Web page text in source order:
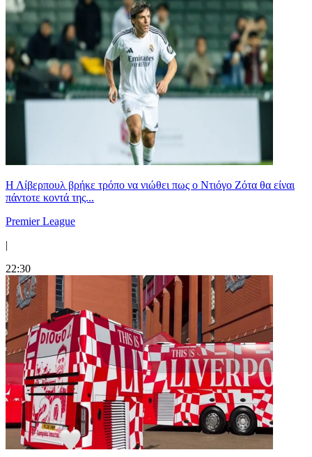
Η Λίβερπουλ βρήκε τρόπο να νιώθει πως ο Ντιόγο Ζότα θα είναι
πάντοτε κοντά της...
Premier League
|
22:30